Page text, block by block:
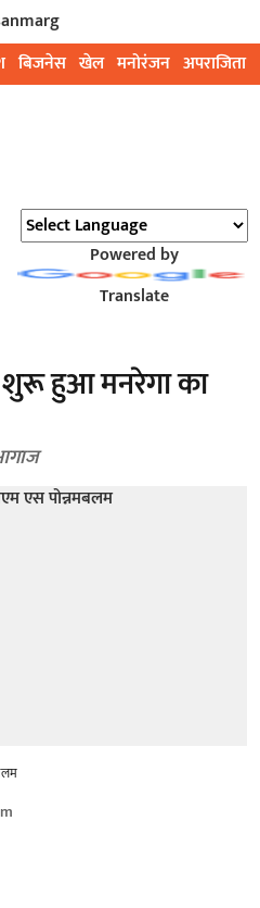
बिजनेस खेल मनोरंजन अपराजिता
Powered by
Translate
हुआ मनरेगा का